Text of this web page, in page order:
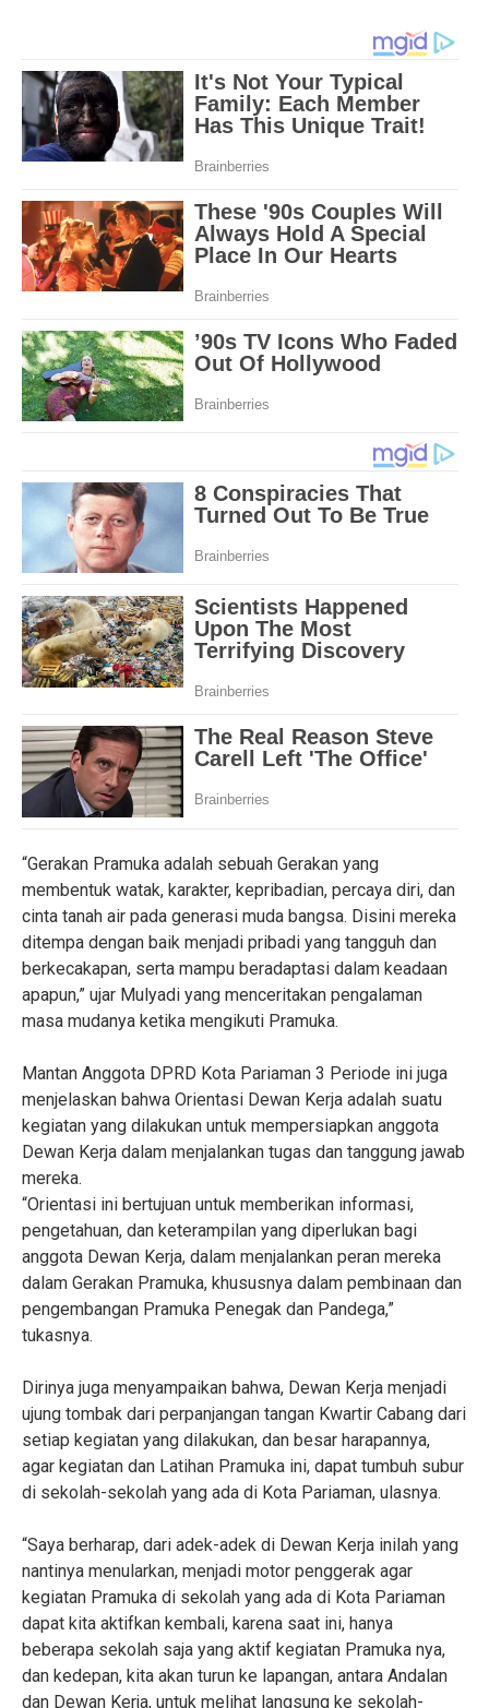
“Gerakan Pramuka adalah sebuah Gerakan yang
membentuk watak, karakter, kepribadian, percaya diri, dan
cinta tanah air pada generasi muda bangsa. Disini mereka
ditempa dengan baik menjadi pribadi yang tangguh dan
berkecakapan, serta mampu beradaptasi dalam keadaan
apapun,” ujar Mulyadi yang menceritakan pengalaman
masa mudanya ketika mengikuti Pramuka.
Mantan Anggota DPRD Kota Pariaman 3 Periode ini juga
menjelaskan bahwa Orientasi Dewan Kerja adalah suatu
kegiatan yang dilakukan untuk mempersiapkan anggota
Dewan Kerja dalam menjalankan tugas dan tanggung jawab
mereka.
“Orientasi ini bertujuan untuk memberikan informasi,
pengetahuan, dan keterampilan yang diperlukan bagi
anggota Dewan Kerja, dalam menjalankan peran mereka
dalam Gerakan Pramuka, khususnya dalam pembinaan dan
pengembangan Pramuka Penegak dan Pandega,”
tukasnya.
Dirinya juga menyampaikan bahwa, Dewan Kerja menjadi
ujung tombak dari perpanjangan tangan Kwartir Cabang dari
setiap kegiatan yang dilakukan, dan besar harapannya,
agar kegiatan dan Latihan Pramuka ini, dapat tumbuh subur
di sekolah-sekolah yang ada di Kota Pariaman, ulasnya.
“Saya berharap, dari adek-adek di Dewan Kerja inilah yang
nantinya menularkan, menjadi motor penggerak agar
kegiatan Pramuka di sekolah yang ada di Kota Pariaman
dapat kita aktifkan kembali, karena saat ini, hanya
beberapa sekolah saja yang aktif kegiatan Pramuka nya,
dan kedepan, kita akan turun ke lapangan, antara Andalan
dan Dewan Kerja, untuk melihat langsung ke sekolah-